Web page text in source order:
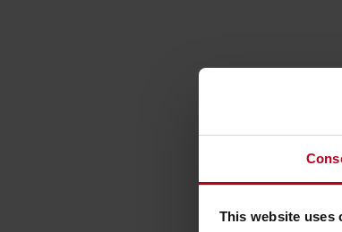
This website uses